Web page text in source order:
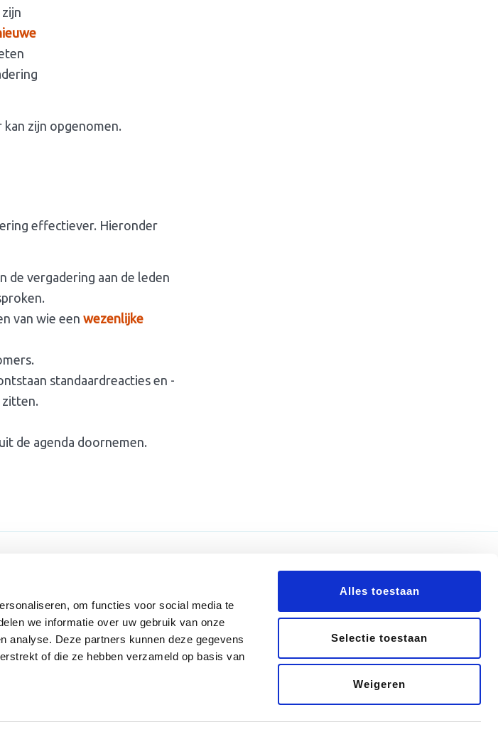
om functies voor social media te
we informatie over uw gebruik van onze
analyse. Deze partners kunnen deze gegevens
of die ze hebben verzameld op basis van
Alles toestaan
Selectie toestaan
Weigeren
zijn opgenomen.
effectiever. Hieronder
de vergadering aan de leden
van wie een wezenlijke
standaardreacties en -
zitten.
de agenda doornemen.
Nieuwsbrief